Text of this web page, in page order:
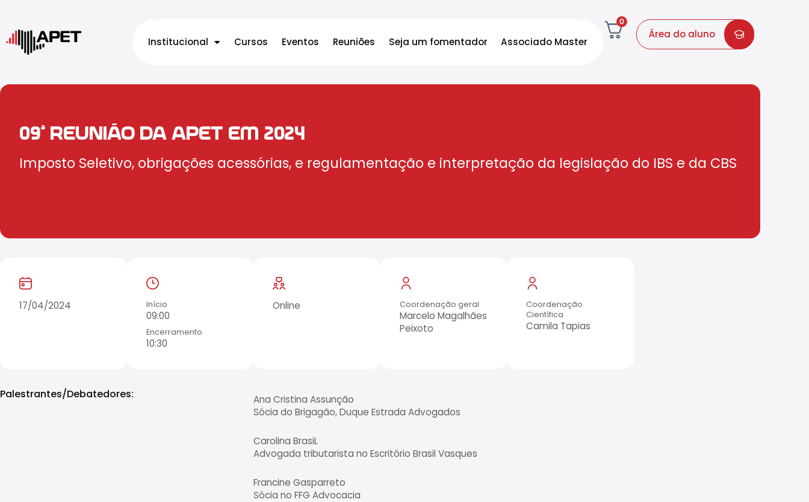
Institucional Cursos Eventos Reuniões Seja um fomentador Associado Master
0
Área do aluno
09ª REUNIÃO DA APET EM 2024
Imposto Seletivo, obrigações acessórias, e regulamentação e interpretação da legislação do IBS e da CBS
17/04/2024 Início
09:00
Encerramento
10:30
Online Coordenação geral
Marcelo Magalhães
Peixoto
Coordenação
Científica
Camila Tapias
Palestrantes/Debatedores:
Ana Cristina Assunção
Sócia do Brigagão, Duque Estrada Advogados
Carolina BrasiL
Advogada tributarista no Escritório Brasil Vasques
Francine Gasparreto
Sócia no FFG Advocacia